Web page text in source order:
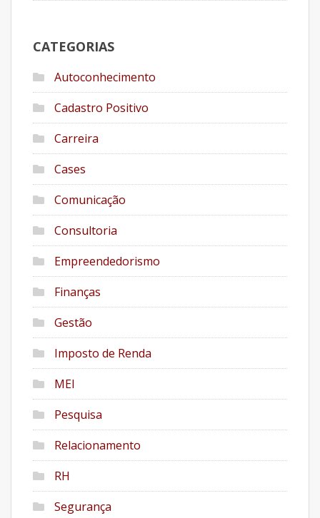
CATEGORIAS
Autoconhecimento
Cadastro Positivo
Carreira
Cases
Comunicação
Consultoria
Empreendedorismo
Finanças
Gestão
Imposto de Renda
MEI
Pesquisa
Relacionamento
RH
Segurança